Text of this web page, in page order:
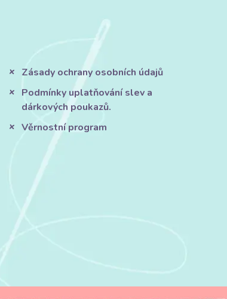
Zásady ochrany osobních údajů
Podmínky uplatňování slev a
dárkových poukazů.
Věrnostní program